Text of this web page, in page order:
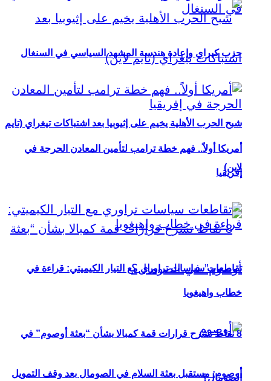
شبح الحرب الأهلية يخيم على إثيوبيا بعد اشتباكات تيغراي (تايم
لاين)
8 نقاط تشرح قرارات قمة كمبالا بشأن “بعثة أوصوم” في
الصومال؟
حزب كيراي وإعادة هندسة المشهد السياسي في السنغال
أمريكا أولاً.. فهم خطة ترامب لتأمين المعادن الحرجة في
إفريقيا
تقاطعات سياسات تراوري مع التيار الكيميتي: قراءة في
خطاب واهيغويا
أوصوم: مستقبل بعثة السلام في الصومال بعد وقف التمويل